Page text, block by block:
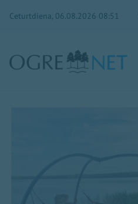
Ceturtdiena, 06.08.2026 08:51